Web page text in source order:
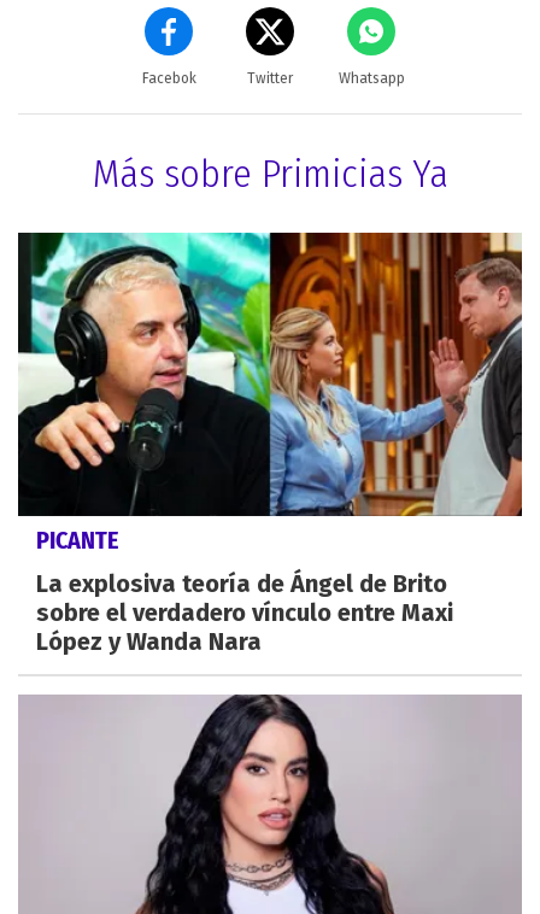
Facebok Twitter Whatsapp
Más sobre Primicias Ya
PICANTE
La explosiva teoría de Ángel de Brito
sobre el verdadero vínculo entre Maxi
López y Wanda Nara